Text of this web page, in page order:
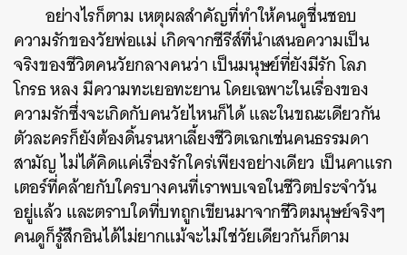
อย่างไรก็ตาม เหตุผลสำคัญที่ทำให้คนดูชื่นชอบ
ความรักของวัยพ่อแม่ เกิดจากซีรีส์ที่นำเสนอความเป็น
จริงของชีวิตคนวัยกลางคนว่า เป็นมนุษย์ที่ยังมีรัก โลภ
โกรธ หลง มีความทะเยอทะยาน โดยเฉพาะในเรื่องของ
ความรักซึ่งจะเกิดกับคนวัยไหนก็ได้ และในขณะเดียวกัน
ตัวละครก็ยังต้องดิ้นรนหาเลี้ยงชีวิตเฉกเช่นคนธรรมดา
สามัญ ไม่ได้คิดแค่เรื่องรักใคร่เพียงอย่างเดียว เป็นคาแรก
เตอร์ที่คล้ายกับใครบางคนที่เราพบเจอในชีวิตประจำวัน
อยู่แล้ว และตราบใดที่บทถูกเขียนมาจากชีวิตมนุษย์จริงๆ
คนดูก็รู้สึกอินได้ไม่ยากแม้จะไม่ใช่วัยเดียวกันก็ตาม